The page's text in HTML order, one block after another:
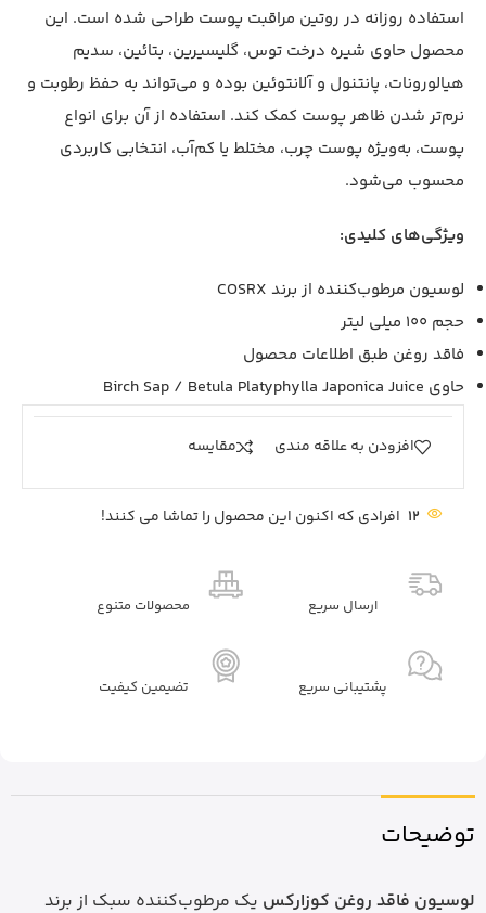
استفاده روزانه در روتین مراقبت پوست طراحی شده است. این
محصول حاوی شیره درخت توس، گلیسیرین، بتائین، سدیم
هیالورونات، پانتنول و آلانتوئین بوده و می‌تواند به حفظ رطوبت و
نرم‌تر شدن ظاهر پوست کمک کند. استفاده از آن برای انواع
پوست، به‌ویژه پوست چرب، مختلط یا کم‌آب، انتخابی کاربردی
محسوب می‌شود.
ویژگی‌های کلیدی:
لوسیون مرطوب‌کننده از برند COSRX
حجم 100 میلی لیتر
فاقد روغن طبق اطلاعات محصول
حاوی Birch Sap / Betula Platyphylla Japonica Juice
افزودن به علاقه مندی مقايسه
12 افرادی که اکنون این محصول را تماشا می کنند!
ارسال سریع محصولات متنوع
پشتیبانی سریع تضیمین کیفیت
توضیحات
لوسیون فاقد روغن کوزارکس یک مرطوب‌کننده سبک از برند